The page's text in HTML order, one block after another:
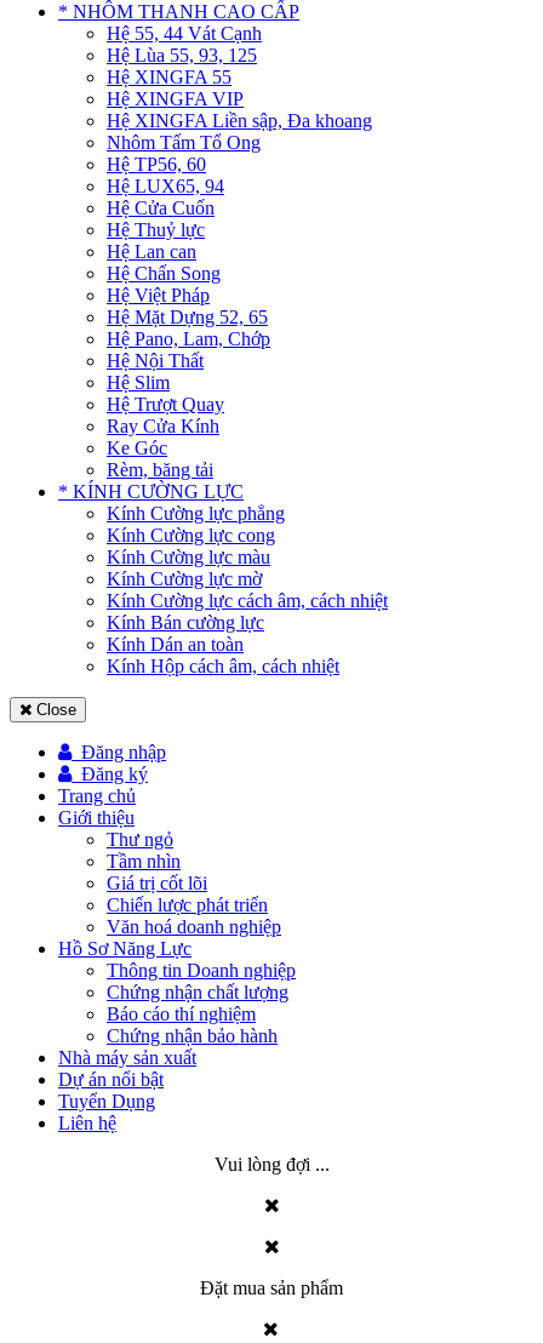
* NHÔM THANH CAO CẤP
Hệ 55, 44 Vát Cạnh
Hệ Lùa 55, 93, 125
Hệ XINGFA 55
Hệ XINGFA VIP
Hệ XINGFA Liền sập, Đa khoang
Nhôm Tấm Tổ Ong
Hệ TP56, 60
Hệ LUX65, 94
Hệ Cửa Cuốn
Hệ Thuỷ lực
Hệ Lan can
Hệ Chấn Song
Hệ Việt Pháp
Hệ Mặt Dựng 52, 65
Hệ Pano, Lam, Chớp
Hệ Nội Thất
Hệ Slim
Hệ Trượt Quay
Ray Cửa Kính
Ke Góc
Rèm, băng tải
* KÍNH CƯỜNG LỰC
Kính Cường lực phẳng
Kính Cường lực cong
Kính Cường lực màu
Kính Cường lực mờ
Kính Cường lực cách âm, cách nhiệt
Kính Bán cường lực
Kính Dán an toàn
Kính Hộp cách âm, cách nhiệt
Close
Đăng nhập
Đăng ký
Trang chủ
Giới thiệu
Thư ngỏ
Tầm nhìn
Giá trị cốt lõi
Chiến lược phát triển
Văn hoá doanh nghiệp
Hồ Sơ Năng Lực
Thông tin Doanh nghiệp
Chứng nhận chất lượng
Báo cáo thí nghiệm
Chứng nhận bảo hành
Nhà máy sản xuất
Dự án nổi bật
Tuyển Dụng
Liên hệ
Vui lòng đợi ...
Đặt mua sản phẩm